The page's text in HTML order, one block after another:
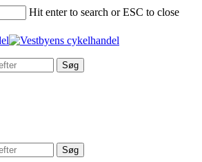
Hit enter to search or ESC to close
Søg
Søg